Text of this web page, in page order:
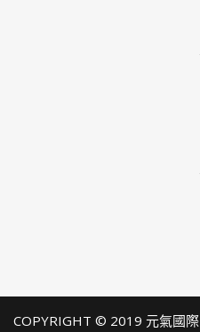
COPYRIGHT © 2019 元氣國際